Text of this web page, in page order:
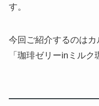
す。
今回ご紹介するのは
「珈琲ゼリーinミルク